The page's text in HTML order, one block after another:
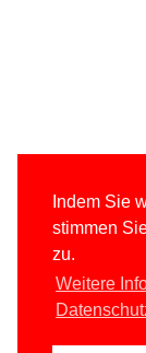
Indem Sie
stimmen
zu.
Weitere